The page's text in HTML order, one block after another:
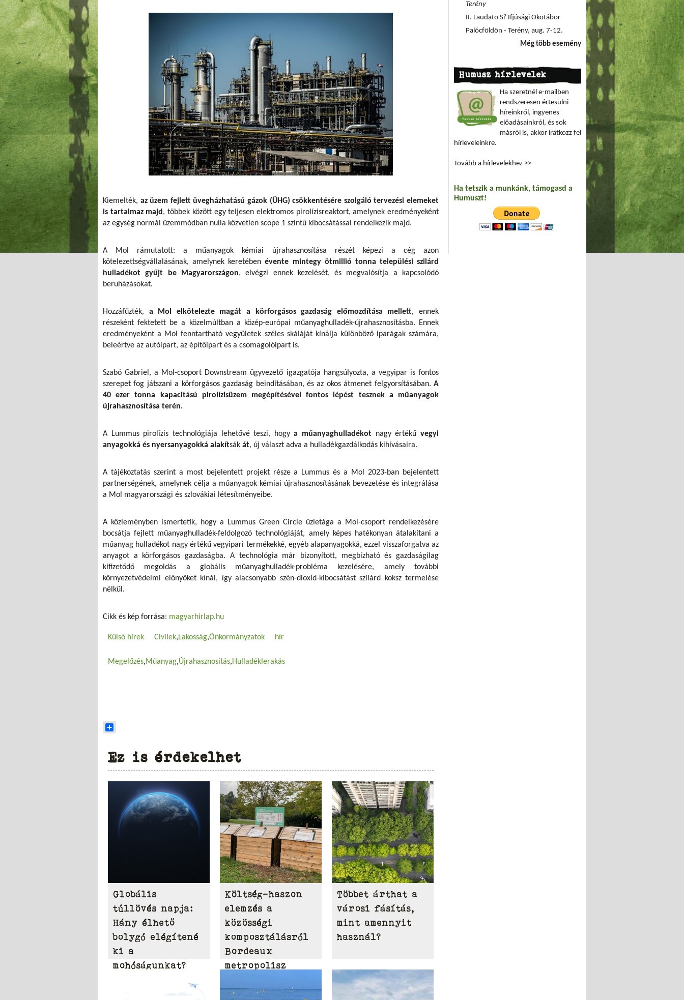
Kiemelték, az üzem fejlett üvegházhatású gázok (ÜHG) csökkentésére szolgáló tervezési elemeket
is tartalmaz majd, többek között egy teljesen elektromos pirolízisreaktort, amelynek eredményeként
az egység normál üzemmódban nulla közvetlen scope 1 szintű kibocsátással rendelkezik majd.
A Mol rámutatott: a műanyagok kémiai újrahasznosítása részét képezi a cég azon
kötelezettségvállalásának, amelynek keretébenévente mintegy ötmillió tonna települési szilárd
hulladékot gyűjt be Magyarországon, elvégzi ennek kezelését, és megvalósítja a kapcsolódó
beruházásokat.
Hozzáfűzték, a Mol elkötelezte magát a körforgásos gazdaság előmozdítása mellett, ennek
részeként fektetett be a közelmúltban a közép-európai műanyaghulladék-újrahasznosításba. Ennek
eredményeként a Mol fenntartható vegyületek széles skáláját kínálja különböző iparágak számára,
beleértve az autóipart, az építőipart és a csomagolóipart is.
Szabó Gabriel, a Mol-csoport Downstream ügyvezető igazgatója hangsúlyozta, a vegyipar is fontos
szerepet fog játszani a körforgásos gazdaság beindításában, és az okos átmenet felgyorsításában. A
40 ezer tonna kapacitású pirolízisüzem megépítésével fontos lépést tesznek a műanyagok
újrahasznosítása terén.
A Lummus pirolízis technológiája lehetővé teszi, hogya műanyaghulladékot nagy értékűvegyi
anyagokká és nyersanyagokká alakítsák át, új választ adva a hulladékgazdálkodás kihívásaira.
A tájékoztatás szerint a most bejelentett projekt része a Lummus és a Mol 2023-ban bejelentett
partnerségének, amelynek célja a műanyagok kémiai újrahasznosításának bevezetése és integrálása
a Mol magyarországi és szlovákiai létesítményeibe.
A közleményben ismertetik, hogy a Lummus Green Circle üzletága a Mol-csoport rendelkezésére
bocsátja fejlett műanyaghulladék-feldolgozó technológiáját, amely képes hatékonyan átalakítani a
műanyag hulladékot nagy értékű vegyipari termékekké, egyéb alapanyagokká, ezzel visszaforgatva az
anyagot a körforgásos gazdaságba. A technológia már bizonyított, megbízható és gazdaságilag
kifizetődő megoldás a globális műanyaghulladék-probléma kezelésére, amely további
környezetvédelmi előnyöket kínál, így alacsonyabb szén-dioxid-kibocsátást szilárd koksz termelése
nélkül.
Cikk és kép forrása: magyarhirlap.hu
Külső hírek Civilek Lakosság Önkormányzatok hír
Megelőzés Műanyag Újrahasznosítás Hulladéklerakás
Ez is érdekelhet
Globális
túllövés napja:
Hány élhető
bolygó elégítené
ki a
mohóságunkat?
Költség-haszon
elemzés a
közösségi
komposztálásról
Bordeaux
metropolisz
Többet árthat a
városi fásítás,
mint amennyit
használ?
Terény
II. Laudato Si' Ifjúsági Ökotábor
Palócföldön - Terény, aug. 7-12.
Még több esemény
Humusz hírlevelek
Ha szeretnél e-mailben
rendszeresen értesülni
híreinkről, ingyenes
előadásainkról, és sok
másról is, akkor iratkozz fel
hírleveleinkre.
Tovább a hírlevelekhez >>
Ha tetszik a munkánk, támogasd a
Humuszt!